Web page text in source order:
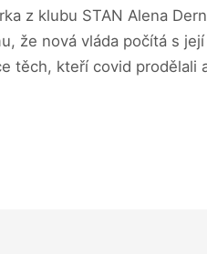
z klubu STAN Alena
že nová vláda počítá s
těch, kteří covid prodělali